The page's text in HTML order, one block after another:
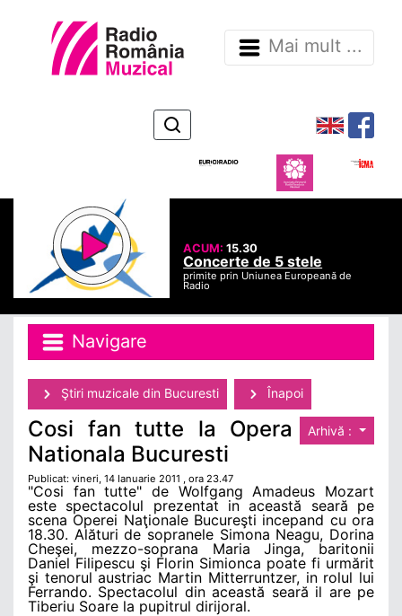
Mai mult ...
ACUM:15.30
Concerte de 5 stele
primite prin Uniunea Europeană de
Radio
Navigare
Ştiri muzicale din Bucuresti Înapoi
Arhivă :
Cosi fan tutte la Opera
Nationala Bucuresti
Publicat: vineri, 14 Ianuarie 2011 , ora 23.47
"Cosi fan tutte" de Wolfgang Amadeus Mozart
este spectacolul prezentat in această seară pe
scena Operei Naţionale Bucureşti incepand cu ora
18.30. Alături de sopranele Simona Neagu, Dorina
Cheşei, mezzo-soprana Maria Jinga, baritonii
Daniel Filipescu şi Florin Simionca poate fi urmărit
şi tenorul austriac Martin Mitterruntzer, in rolul lui
Ferrando. Spectacolul din această seară il are pe
Tiberiu Soare la pupitrul dirijoral.